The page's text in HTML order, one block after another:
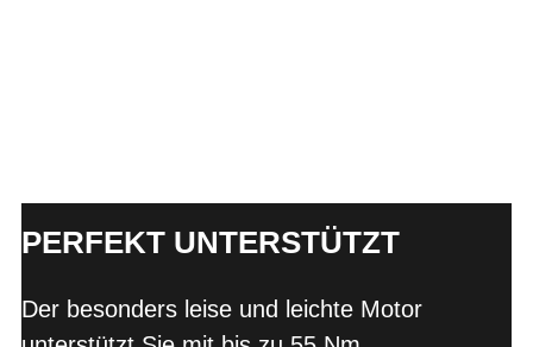
PERFEKT UNTERSTÜTZT
Der besonders leise und leichte Motor